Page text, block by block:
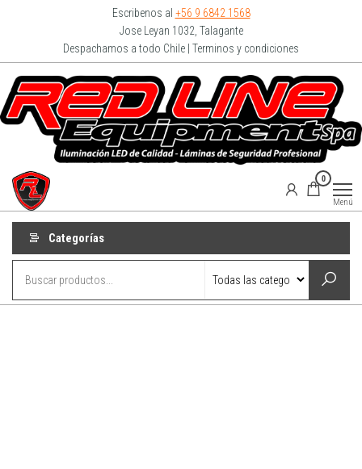
Escribenos al +56 9 6842 1568
Jose Leyan 1032, Talagante
Despachamos a todo Chile | Terminos y condiciones
0
Menú
Categorías